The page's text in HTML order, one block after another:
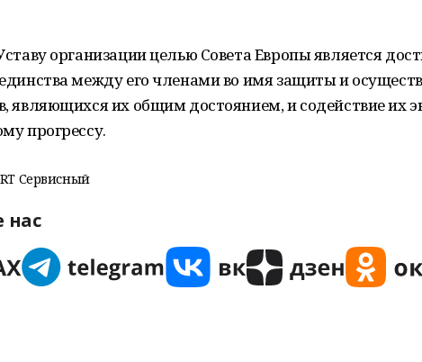
организации целью Совета Европы является
между его членами во имя защиты и
являющихся их общим достоянием, и содействие их
прогрессу.
Сервисный
нас